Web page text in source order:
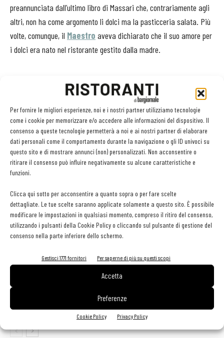
Per fornire le migliori esperienze, noi e i nostri partner utilizziamo tecnologie
come i cookie per memorizzare e/o accedere alle informazioni del dispositivo. Il
consenso a queste tecnologie permetterà a noi e ai nostri partner di elaborare
dati personali come il comportamento durante la navigazione o gli ID univoci su
questo sito e di mostrare annunci (non) personalizzati. Non acconsentire o
ritirare il consenso può influire negativamente su alcune caratteristiche e
funzioni.
Clicca qui sotto per acconsentire a quanto sopra o per fare scelte
dettagliate. Le tue scelte saranno applicate solamente a questo sito. È possibile
modificare le impostazioni in qualsiasi momento, compreso il ritiro del consenso,
utilizzando i pulsanti della Cookie Policy o cliccando sul pulsante di gestione del
consenso nella parte inferiore dello schermo.
Gestisci 1771 fornitori Per saperne di più su questi scopi
Accetta
Preferenze
Cookie Policy Privacy Policy
preannunciata dall’ultimo libro di Massari che, contrariamente agli
altri, non ha come argomento li dolci ma la pasticceria salata. Più
volte, comunque, il Maestro aveva dichiarato che il suo amore per
i dolci era nato nel ristorante gestito dalla madre.
Facebook Twitter
LEGGI ANCHE
conservarli e valorizzarli
Metti il gusto del caffè a tutto pasto
scelta giusta è puntare sul premium